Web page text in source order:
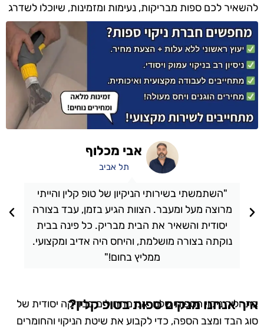
להשאיר לכם ספות מבריקות, נעימות ומזמינות, שיוכלו לשדרג
את מראה הבית או המשרד.
"השתמשתי בשירותי הניקיון של טופ קלין והייתי
מרוצה מעל ומעבר. הצוות הגיע בזמן, עבד בצורה
יסודית והשאיר את הבית מבריק. כל פינה בבית
נוקתה בצורה מושלמת, והיחס היה אדיב ומקצועי.
ממליץ בחום!"
אבי מכלוף
תל אביב
איך אנחנו מנקים ספות בטופ קלין?
בתהליך ניקוי הספות שלנו, אנו מתחילים בבדיקה יסודית של
סוג הבד ומצב הספה, כדי לקבוע את שיטת הניקוי והחומרים